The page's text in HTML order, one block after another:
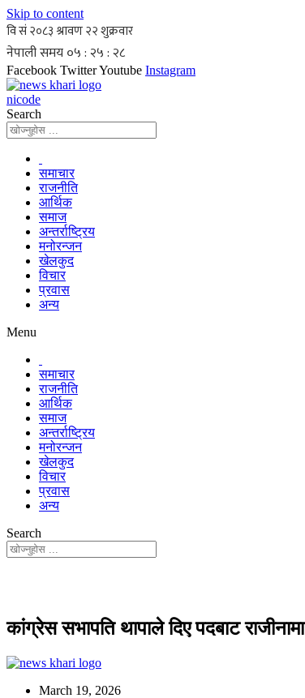
Skip to content
Facebook TwitterYoutube Instagram
nicode
Search
समाचार
राजनीति
आर्थिक
समाज
अन्तर्राष्ट्रिय
मनोरन्जन
खेलकुद
विचार
प्रवास
अन्य
Menu
समाचार
राजनीति
आर्थिक
समाज
अन्तर्राष्ट्रिय
मनोरन्जन
खेलकुद
विचार
प्रवास
अन्य
Search
कांग्रेस सभापति थापाले दिए पदबाट राजीनामा
March 19, 2026